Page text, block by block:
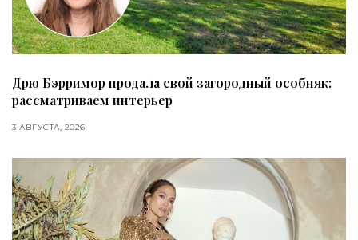
Дрю Бэрримор продала свой загородный особняк:
рассматриваем интерьер
3 АВГУСТА, 2026